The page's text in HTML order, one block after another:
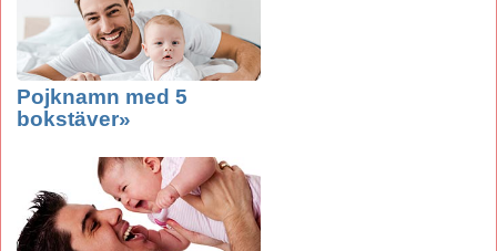
Pojknamn med 5
bokstäver»